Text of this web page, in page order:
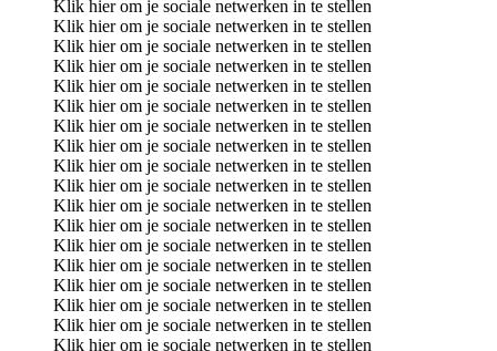
Klik hier om je sociale netwerken in te stellen
Klik hier om je sociale netwerken in te stellen
Klik hier om je sociale netwerken in te stellen
Klik hier om je sociale netwerken in te stellen
Klik hier om je sociale netwerken in te stellen
Klik hier om je sociale netwerken in te stellen
Klik hier om je sociale netwerken in te stellen
Klik hier om je sociale netwerken in te stellen
Klik hier om je sociale netwerken in te stellen
Klik hier om je sociale netwerken in te stellen
Klik hier om je sociale netwerken in te stellen
Klik hier om je sociale netwerken in te stellen
Klik hier om je sociale netwerken in te stellen
Klik hier om je sociale netwerken in te stellen
Klik hier om je sociale netwerken in te stellen
Klik hier om je sociale netwerken in te stellen
Klik hier om je sociale netwerken in te stellen
Klik hier om je sociale netwerken in te stellen